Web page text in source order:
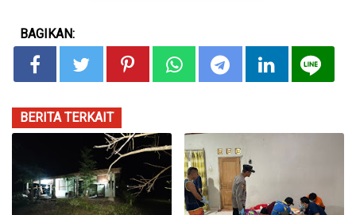
BAGIKAN:
BERITA TERKAIT